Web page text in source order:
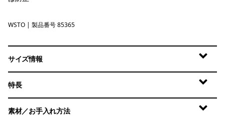
Weathered Stone
WSTO | 製品番号 85365
サイズ情報
特長
素材／お手入れ方法